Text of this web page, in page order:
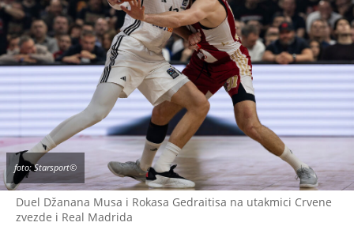
Duel Džanana Musa i Rokasa Gedraitisa na utakmici Crvene
zvezde i Real Madrida
foto: Starsport©